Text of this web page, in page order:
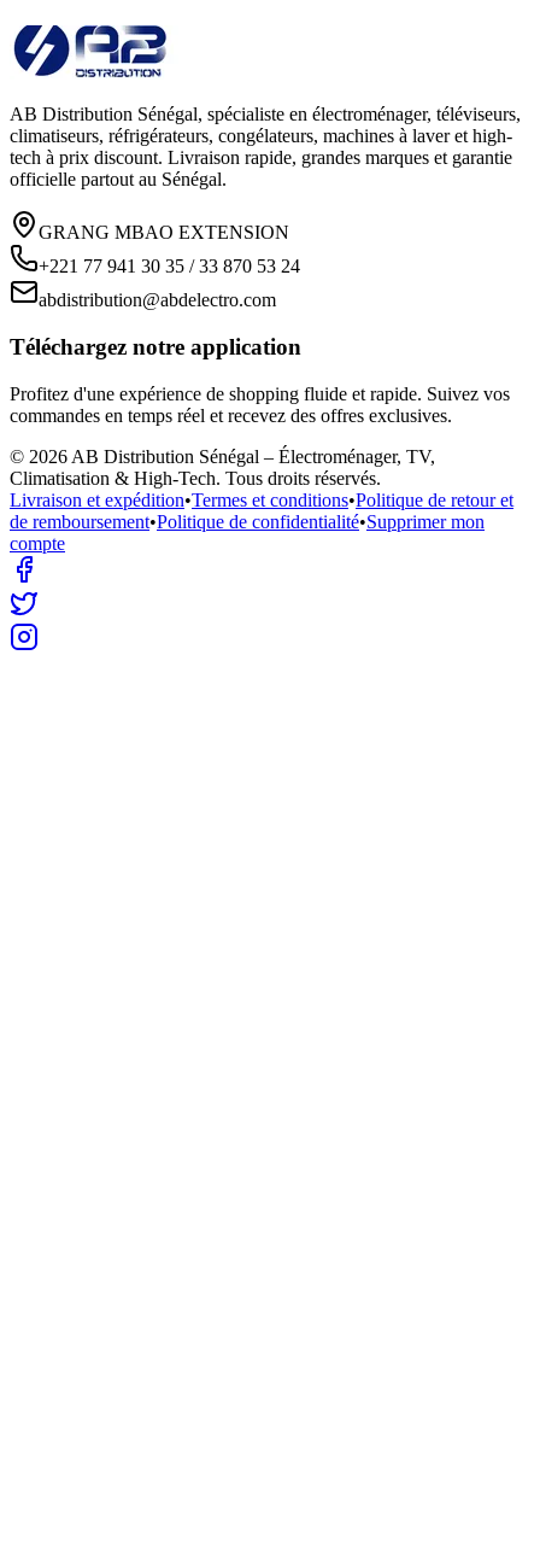
AB Distribution Sénégal, spécialiste en électroménager, téléviseurs,
climatiseurs, réfrigérateurs, congélateurs, machines à laver et high-
tech à prix discount. Livraison rapide, grandes marques et garantie
officielle partout au Sénégal.
GRANG MBAO EXTENSION
+221 77 941 30 35 / 33 870 53 24
abdistribution@abdelectro.com
Téléchargez notre application
Profitez d'une expérience de shopping fluide et rapide. Suivez vos
commandes en temps réel et recevez des offres exclusives.
© 2026 AB Distribution Sénégal – Électroménager, TV,
Climatisation & High-Tech. Tous droits réservés.
Livraison et expédition•Termes et conditions•Politique de retour et
de remboursement•Politique de confidentialité•Supprimer mon
compte